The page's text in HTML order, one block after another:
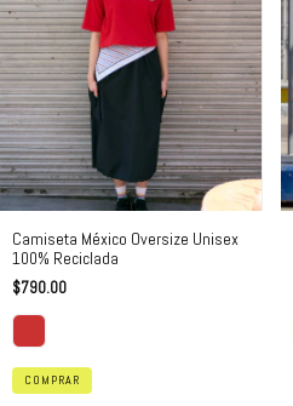
Camiseta México Oversize Unisex
100% Reciclada
$790.00
COMPRAR